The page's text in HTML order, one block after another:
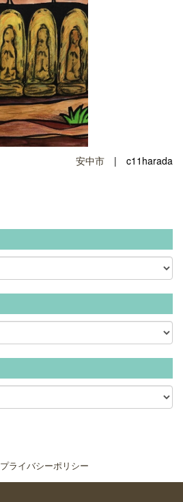
安中市 | c11harada
プライバシーポリシー